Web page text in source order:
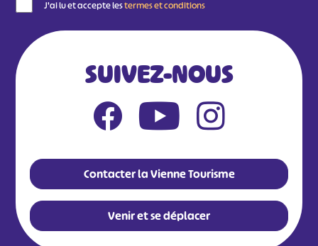
J'ai lu et accepte lestermes et conditions
SUIVEZ-NOUS
Contacter la Vienne Tourisme
Venir et se déplacer